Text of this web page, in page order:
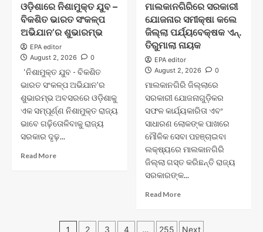
ପ୍ରଦେଶ
ଛାତ୍ର
କଂଗ୍ରେସ
ପକ୍ଷରୁ
ସଂକଳ୍ପ
ସମାବେଶ”
ଆୟୋଜିତ
ପଞ୍ଚାୟତ
ସ୍ତରୀୟ
ସମ୍ବଲପୁରୀ
ଦିନ୍
ପାଳିତ
ଯୋଗ
ଦେଲେ
ବିଧାୟକ
ଓଡ଼ିଶାରେ ନିଶାମୁକ୍ତ ଯୁବ –
ବିକଶିତ ଭାରତ ସଂକଳ୍ପ
ଅଭିଯାନ’ର ଶୁଭାରମ୍ଭ
EPA editor
August 2, 2026
0
‘ନିଶାମୁକ୍ତ ଯୁବ - ବିକଶିତ
ଭାରତ ସଂକଳ୍ପ ଅଭିଯାନ’ର
ଶୁଭାରମ୍ଭ ଅବସରରେ ଓଡ଼ିଶାକୁ
ଏକ ସମ୍ପୂର୍ଣ୍ଣ ନିଶାମୁକ୍ତ ରାଜ୍ୟ
ଭାବେ ଗଢ଼ିତୋଳିବାକୁ ରାଜ୍ୟ
ସରକାର ଦୃଢ଼...
Read MoreRead
–
ମାଲକାନଗିରିରେ ସରକାରୀ
ଯୋଜନାର ସମୀକ୍ଷା କଲେ
ଜିଲ୍ଲା ପର୍ଯ୍ୟବେକ୍ଷକ ଏନ୍.
ତିରୁମାଲା ନାୟକ
EPA editor
August 2, 2026
0
ମାଲକାନଗିରି ଜିଲ୍ଲାରେ
ସରକାରୀ ଯୋଜନାଗୁଡ଼ିକର
ସଫଳ କାର୍ଯ୍ୟକାରିତା ଏବଂ
ସାଧାରଣ ଲୋକଙ୍କ ପାଖରେ
ମୌଳିକ ସେବା ପହଞ୍ଚାଇବା
ଲକ୍ଷ୍ୟରେ ମାଲକାନଗିରି
ଜିଲ୍ଲା ଗସ୍ତ କରିଛନ୍ତି ରାଜ୍ୟ
ସରକାରଙ୍କ...
Read MoreRead
ମାଲକାନଗିରିରେ
1 2 3 4 … 255 Next